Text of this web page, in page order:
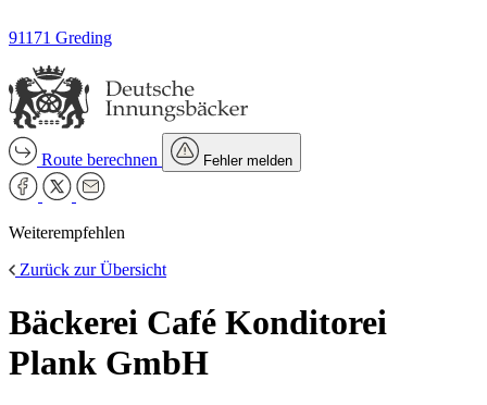
91171 Greding
Route berechnen Fehler melden
Weiterempfehlen
Zurück zur Übersicht
Bäckerei Café Konditorei
Plank GmbH